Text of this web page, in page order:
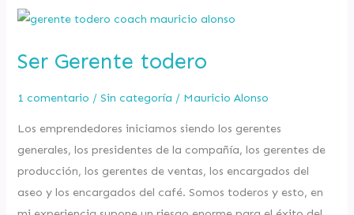
Ser Gerente todero
1 comentario /Sin categoría / Mauricio Alonso
Los emprendedores iniciamos siendo los gerentes
generales, los presidentes de la compañía, los gerentes de
producción, los gerentes de ventas, los encargados del
aseo y los encargados del café. Somos toderos y esto, en
Ser
todero